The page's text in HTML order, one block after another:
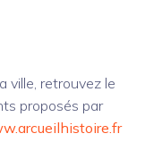
ville, retrouvez le
proposés par